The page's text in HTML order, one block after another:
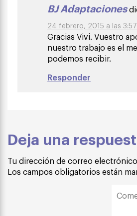
BJ Adaptaciones
24 febrero, 2015 a las
Gracias Vivi. Vuestro
nuestro trabajo es el
podemos recibir.
Responder
Deja una
Tu dirección de correo
Los campos obligatorios están